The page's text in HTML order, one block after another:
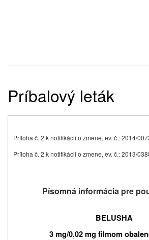
Príbalový leták
Príloha č. 2 k notifikácii o zmene, ev. č.: 2014/
Príloha č. 2 k notifikácii o zmene, ev. č.: 2013/
Písomná informácia pre
BELUSHA
3 mg/0,02 mg filmom